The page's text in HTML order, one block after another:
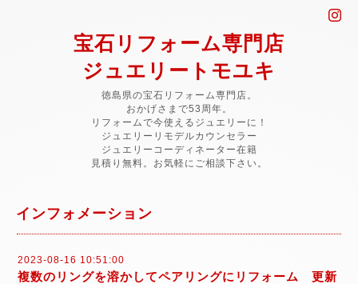
宝石リフォーム専門店
ジュエリートモユキ
徳島県の宝石リフォーム専門店。
おかげさまで53周年。
リフォームで今使えるジュエリーに！
ジュエリーリモデルカウンセラー
ジュエリーコーディネーター在籍
見積り無料。お気軽にご相談下さい。
インフォメーション
2023-08-16 10:51:00
複数のリングを溶かしてペアリングにリフォーム 更新